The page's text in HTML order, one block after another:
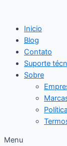
conteúdo
Inicio
Blog
Contato
Suporte
Sobre
Menu